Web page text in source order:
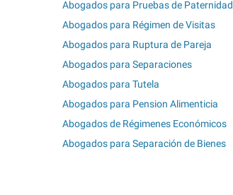
Abogados para Pruebas de Paternidad
Abogados para Régimen de Visitas
Abogados para Ruptura de Pareja
Abogados para Separaciones
Abogados para Tutela
Abogados para Pension Alimenticia
Abogados de Régimenes Económicos
Abogados para Separación de Bienes